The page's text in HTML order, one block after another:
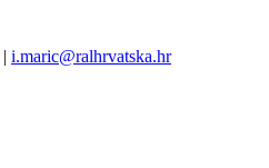
| i.maric@ralhrvatska.hr